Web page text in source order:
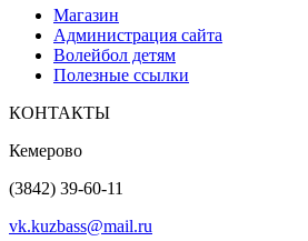
Магазин
Администрация сайта
Волейбол детям
Полезные ссылки
КОНТАКТЫ
Кемерово
(3842) 39-60-11
vk.kuzbass@mail.ru